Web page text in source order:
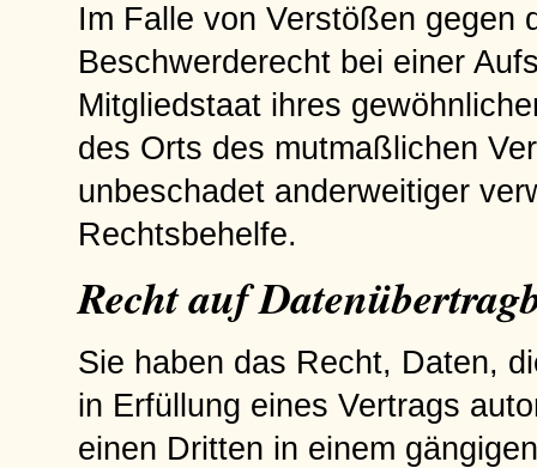
Im Falle von Verstößen gegen
Beschwerderecht bei einer
Mitgliedstaat ihres
des Orts des mutmaßlichen
unbeschadet anderweitiger
Rechtsbehelfe.
Recht auf
Sie haben das Recht, Daten,
in Erfüllung eines Vertrags
einen Dritten in einem